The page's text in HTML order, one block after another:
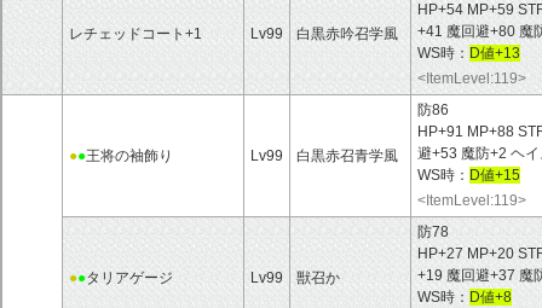
レチェッドコート+1 Lv99 白黒赤吟召学風
HP+54 MP+59
+41 魔回避+80 魔
WS時： D値+13
<ItemLevel:119>
●●王将の袖飾り Lv99 白黒赤召青学風
防86
HP+91 MP+88
避+53 魔防+2 ヘ
WS時： D値+15
<ItemLevel:119>
●●タリアゲージ Lv99 獣召か
防78
HP+27 MP+20
+19 魔回避+37 魔
WS時： D値+8